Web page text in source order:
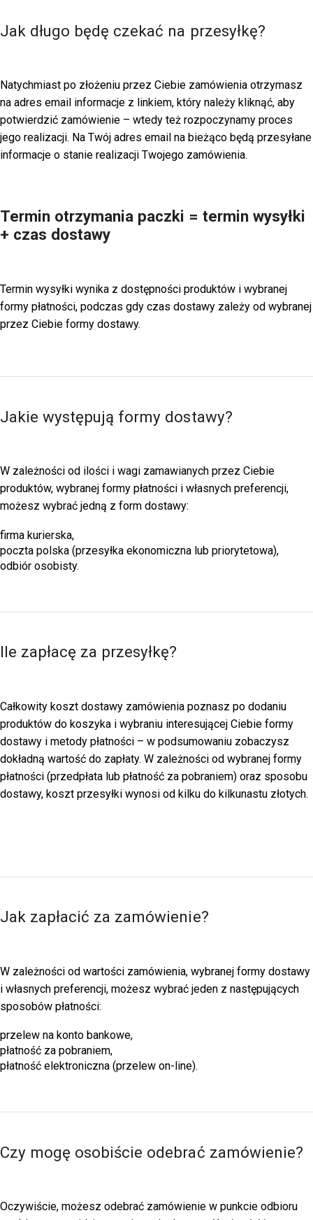
Jak długo będę czekać na przesyłkę?
Natychmiast po złożeniu przez Ciebie zamówienia otrzymasz
na adres email informacje z linkiem, który należy kliknąć, aby
potwierdzić zamówienie – wtedy też rozpoczynamy proces
jego realizacji. Na Twój adres email na bieżąco będą przesyłane
informacje o stanie realizacji Twojego zamówienia.
Termin otrzymania paczki = termin wysyłki
+ czas dostawy
Termin wysyłki wynika z dostępności produktów i wybranej
formy płatności, podczas gdy czas dostawy zależy od wybranej
przez Ciebie formy dostawy.
Jakie występują formy dostawy?
W zależności od ilości i wagi zamawianych przez Ciebie
produktów, wybranej formy płatności i własnych preferencji,
możesz wybrać jedną z form dostawy:
firma kurierska,
poczta polska (przesyłka ekonomiczna lub priorytetowa),
odbiór osobisty.
Ile zapłacę za przesyłkę?
Całkowity koszt dostawy zamówienia poznasz po dodaniu
produktów do koszyka i wybraniu interesującej Ciebie formy
dostawy i metody płatności – w podsumowaniu zobaczysz
dokładną wartość do zapłaty. W zależności od wybranej formy
płatności (przedpłata lub płatność za pobraniem) oraz sposobu
dostawy, koszt przesyłki wynosi od kilku do kilkunastu złotych.
Jak zapłacić za zamówienie?
W zależności od wartości zamówienia, wybranej formy dostawy
i własnych preferencji, możesz wybrać jeden z następujących
sposobów płatności:
przelew na konto bankowe,
płatność za pobraniem,
płatność elektroniczna (przelew on-line).
Czy mogę osobiście odebrać zamówienie?
Oczywiście, możesz odebrać zamówienie w punkcie odbioru